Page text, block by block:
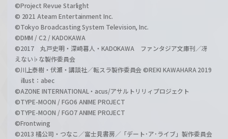
©Project Revue Starlight
© 2021 Ateam Entertainment Inc.
©Tokyo Broadcasting System Television, Inc.
©DMM / C2 / KADOKAWA
©2017 丸戸史明・深崎暮人・KADOKAWA ファンタジア文庫刊／冴
えない♭な製作委員会
©川上泰樹・伏瀬・講談社／転スラ製作委員会 ©REKI KAWAHARA 2019
illust：abec
©AZONE INTERNATIONAL・acus/アサルトリリィプロジェクト
©TYPE-MOON / FGO6 ANIME PROJECT
©TYPE-MOON / FGO7 ANIME PROJECT
©Frontwing
©2013 橘公司・つなこ／富士見書房／「デート･ア･ライブ」製作委員会